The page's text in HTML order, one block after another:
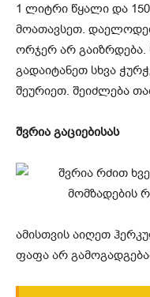
1 ლიტრი წყალი და
მოათავსეთ.
ორჯერ არ გაიზრდება.
გადაიტანეთ სხვა
შეურიეთ. შეიძლება
შვრია გაციებისას
ამისთვის აიღეთ
ფაფა არ